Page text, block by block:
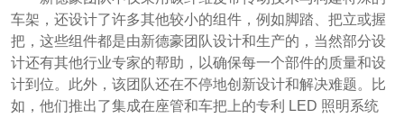
车架，还设计了许多其他较小的组件，例如脚踏、把立或握
把，这些组件都是由新德豪团队设计和生产的，当然部分设
计还有其他行业专家的帮助，以确保每一个部件的质量和设
计到位。此外，该团队还在不停地创新设计和解决难题。比
如，他们推出了集成在座管和车把上的专利 LED 照明系统